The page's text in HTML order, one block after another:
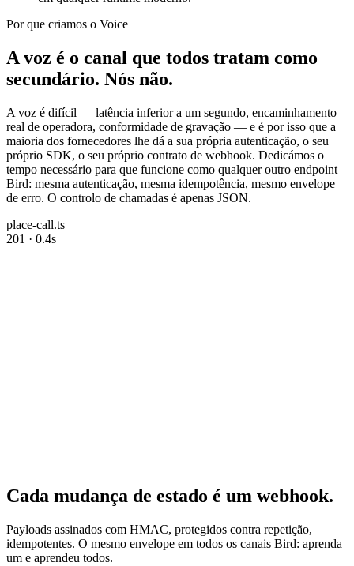
Por que criamos o Voice
A voz é o canal que todos tratam como
secundário. Nós não.
A voz é difícil — latência inferior a um segundo, encaminhamento
real de operadora, conformidade de gravação — e é por isso que a
maioria dos fornecedores lhe dá a sua própria autenticação, o seu
próprio SDK, o seu próprio contrato de webhook. Dedicámos o
tempo necessário para que funcione como qualquer outro endpoint
Bird: mesma autenticação, mesma idempotência, mesmo envelope
de erro. O controlo de chamadas é apenas JSON.
place-call.ts
201 · 0.4s
Cada mudança de estado é um webhook.
Payloads assinados com HMAC, protegidos contra repetição,
idempotentes. O mesmo envelope em todos os canais Bird: aprenda
um e aprendeu todos.